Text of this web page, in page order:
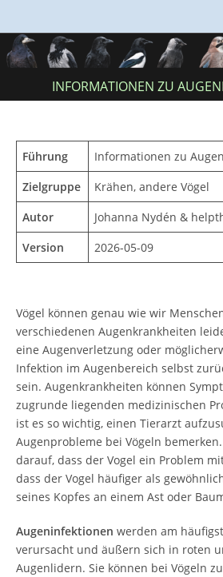
springen
INFORMATIONEN ZU
Führung
Informationen zu
Zielgruppe
Krähen, andere Vögel
Autor
Johanna Nydén &
Version
2026-05-09
Vögel können genau wie wir
verschiedenen Augenkrankheiten
eine Augenverletzung oder
Infektion im Augenbereich selbst
sein. Augenkrankheiten können
zugrunde liegenden medizinischen
ist es so wichtig, einen Tierarzt
Augenprobleme bei Vögeln
darauf, dass der Vogel ein Problem
dass der Vogel häufiger als
seines Kopfes an einem Ast oder
Augeninfektionen werden am
verursacht und äußern sich in roten
Augenlidern. Sie können bei Vögeln